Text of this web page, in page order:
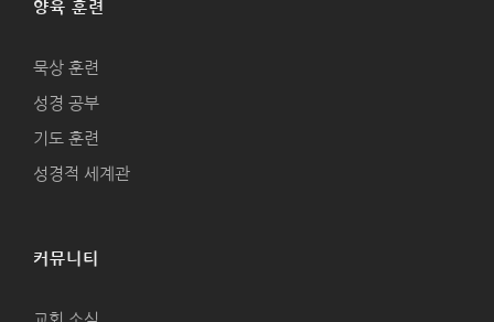
양육 훈련
묵상 훈련
성경 공부
기도 훈련
성경적 세계관
커뮤니티